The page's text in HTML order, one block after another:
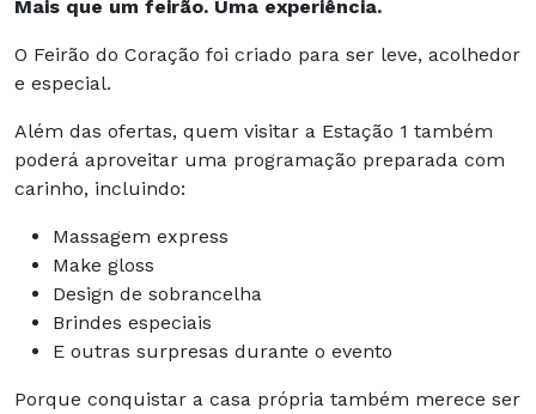
Mais que um feirão. Uma experiência.
O Feirão do Coração foi criado para ser leve, acolhedor
e especial.
Além das ofertas, quem visitar a Estação 1 também
poderá aproveitar uma programação preparada com
carinho, incluindo:
Massagem express
Make gloss
Design de sobrancelha
Brindes especiais
E outras surpresas durante o evento
Porque conquistar a casa própria também merece ser